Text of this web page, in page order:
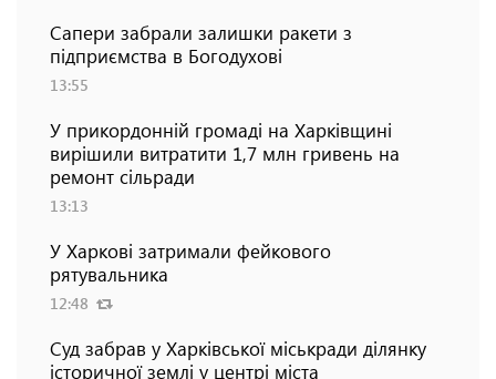
Сапери забрали залишки ракети з
підприємства в Богодухові
13:55
У прикордонній громаді на Харківщині
вирішили витратити 1,7 млн гривень на
ремонт сільради
13:13
У Харкові затримали фейкового
рятувальника
12:48
Суд забрав у Харківської міськради ділянку
історичної землі у центрі міста